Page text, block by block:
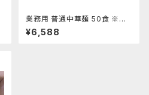
業務用 普通中華麺 50食 ※ス
ープ無
¥6,588